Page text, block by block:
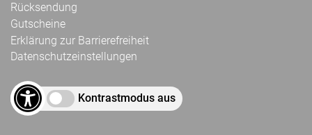
Rücksendung
Gutscheine
Erklärung zur Barrierefreiheit
Datenschutzeinstellungen
Kontrastmodus aus